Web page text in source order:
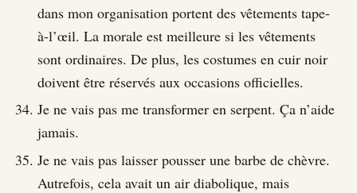
dans mon organisation portent des vêtements tape-
à-l’œil. La morale est meilleure si les vêtements
sont ordinaires. De plus, les costumes en cuir noir
doivent être réservés aux occasions officielles.
Je ne vais pas me transformer en serpent. Ça n’aide
jamais.
Je ne vais pas laisser pousser une barbe de chèvre.
Autrefois, cela avait un air diabolique, mais